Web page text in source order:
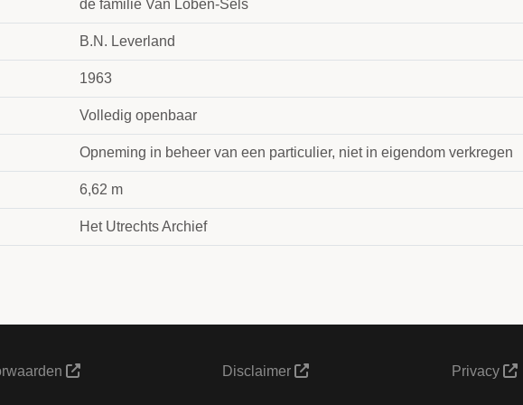
de familie Van Löben-Sels
B.N. Leverland
1963
Volledig openbaar
Opneming in beheer van een particulier, niet in eigendom verkregen
6,62 m
Het Utrechts Archief
Disclaimer Privacy